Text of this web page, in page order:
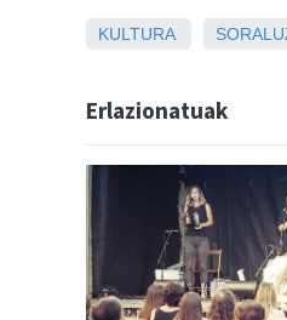
KULTURA
Erlazionatuak